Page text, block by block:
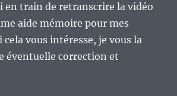
en train de retranscrire la vidéo
aide mémoire pour mes
cela vous intéresse, je vous la
éventuelle correction et